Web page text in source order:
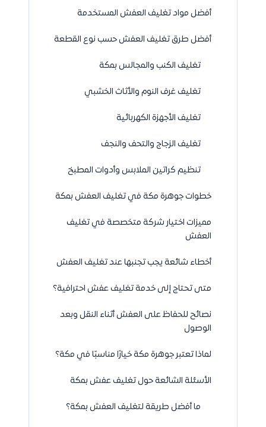
أفضل مواد تغليف العفش المستخدمة
أفضل طرق تغليف العفش حسب نوع القطعة
تغليف الكنب والمجالس بمكة
تغليف غرف النوم والأثاث الخشبي
تغليف الأجهزة الكهربائية
تغليف الزجاج والتحف والنجف
تنظيم كراتين الملابس وأدوات المطبخ
خطوات جوهرة مكة في تغليف العفش بمكة
مميزات اختيار شركة متخصصة في تغليف
العفش
أخطاء شائعة يجب تجنبها عند تغليف العفش
متى تحتاج إلى خدمة تغليف عفش احترافية؟
نصائح للحفاظ على العفش أثناء النقل وبعد
الوصول
لماذا تعتبر جوهرة مكة خيارًا مناسبًا في مكة؟
الأسئلة الشائعة حول تغليف عفش بمكة
ما أفضل طريقة لتغليف العفش بمكة؟